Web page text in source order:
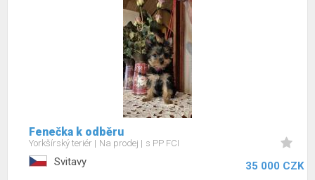
Fenečka k odběru
Yorkšírský teriér Na prodej s PP FCI
Svitavy 35 000 CZK